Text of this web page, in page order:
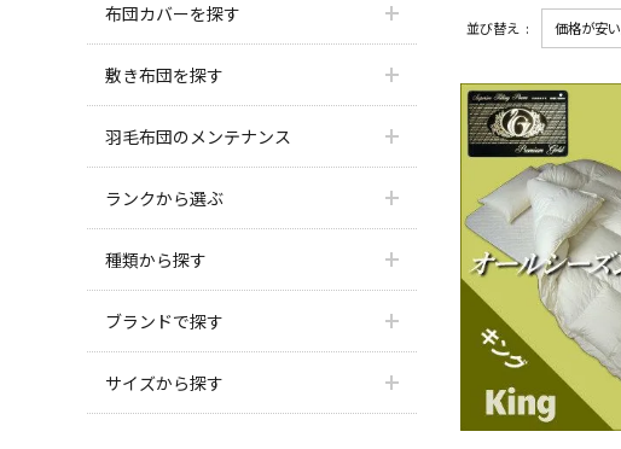
布団カバーを探す
敷き布団を探す
羽毛布団のメンテナンス
ランクから選ぶ
種類から探す
ブランドで探す
サイズから探す
並び替え 価格が安